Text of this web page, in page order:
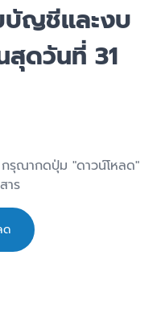
บัญชีและงบ
สุดวันที่ 31
กรุณากดปุ่ม "ดาวน์โหลด"
าร
ด